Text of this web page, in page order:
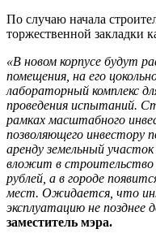
По случаю начала
торжественной закладки
«В новом корпусе будут
помещения, на его
лабораторный комплекс
проведения испытаний.
рамках масштабного
позволяющего инвестору
аренду земельный
вложит в строительство
рублей, а в городе
мест. Ожидается, что
эксплуатацию не позднее
заместитель мэра.